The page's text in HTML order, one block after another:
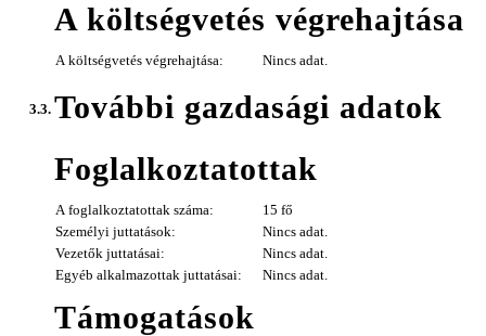
A költségvetés végrehajtása
A költségvetés végrehajtása: Nincs adat.
3.3. További gazdasági adatok
Foglalkoztatottak
A foglalkoztatottak száma:
15 fő
Személyi juttatások:
Nincs adat.
Vezetők juttatásai:
Nincs adat.
Egyéb alkalmazottak juttatásai:
Nincs adat.
Támogatások